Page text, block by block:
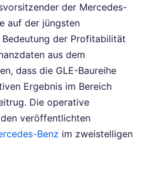
der Mercedes-
auf der jüngsten
der Profitabilität
aus dem
dass die GLE-Baureihe
Ergebnis im Bereich
Die operative
veröffentlichten
Benz im zweistelligen